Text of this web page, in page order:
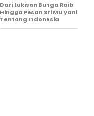
Dari Lukisan Bunga Raib
Hingga Pesan Sri Mulyani
Tentang Indonesia